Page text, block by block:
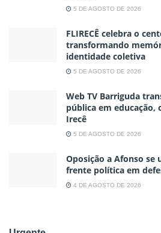
5 DE AGOSTO DE 2026
FLIRECÊ celebra o
transformando
identidade coletiva
5 DE AGOSTO DE 2026
Web TV Barriguda
pública em
Irecê
5 DE AGOSTO DE 2026
Oposição a Afonso
frente política em
4 DE AGOSTO DE 2026